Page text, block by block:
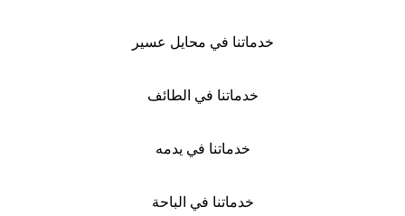
خدماتنا في محايل عسير
خدماتنا في الطائف
خدماتنا في يدمه
خدماتنا في الباحة